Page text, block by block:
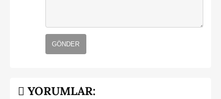
GÖNDER
YORUMLAR: